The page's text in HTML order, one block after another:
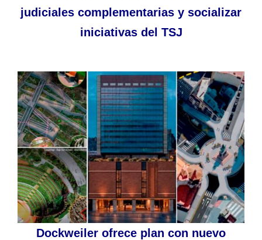
judiciales complementarias y socializar
iniciativas del TSJ
Dockweiler ofrece plan con nuevo